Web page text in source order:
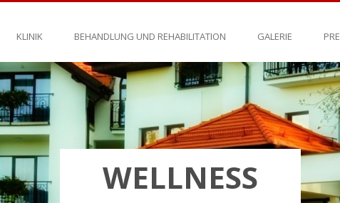
KLINIK BEHANDLUNG UND REHABILITATION GALERIE
WELLNESS